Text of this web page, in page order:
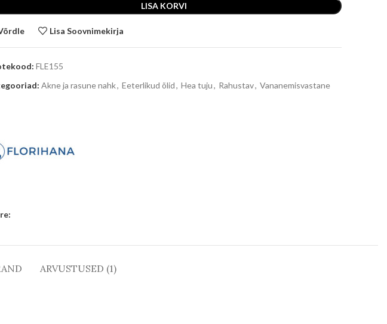
LISA KORVI
Lisa Soovnimekirja
FLE155
Akne ja rasune nahk, Eeterlikud õlid, Hea tuju, Rahustav, Vananemisvastane
ARVUSTUSED (1)